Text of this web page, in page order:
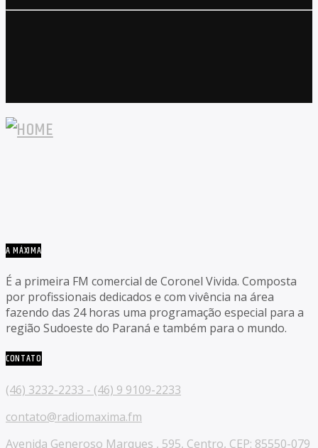
A MÁXIMA
É a primeira FM comercial de Coronel Vivida. Composta
por profissionais dedicados e com vivência na área
fazendo das 24 horas uma programação especial para a
região Sudoeste do Paraná e também para o mundo.
CONTATO
(46) 3232-2233 - (46) 9 9109-2233
contato@radiomaxima.fm
Avenida Generoso Marques , 595, Centro, CEP: 85550-079